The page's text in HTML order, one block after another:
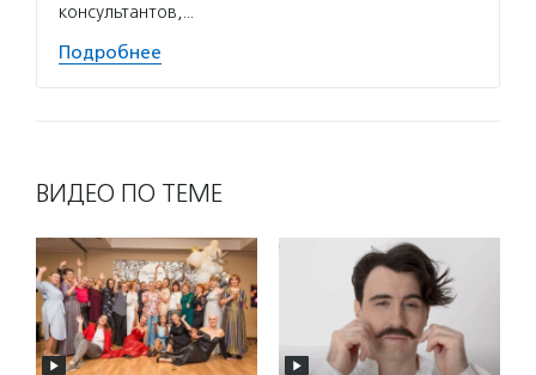
консультантов,…
Подробнее
ВИДЕО ПО ТЕМЕ